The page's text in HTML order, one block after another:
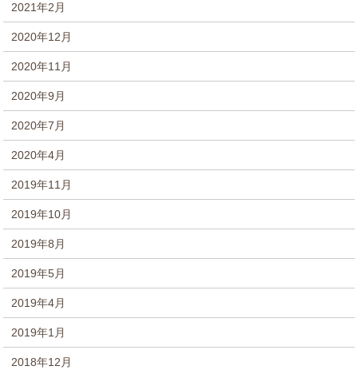
2021年2月
2020年12月
2020年11月
2020年9月
2020年7月
2020年4月
2019年11月
2019年10月
2019年8月
2019年5月
2019年4月
2019年1月
2018年12月